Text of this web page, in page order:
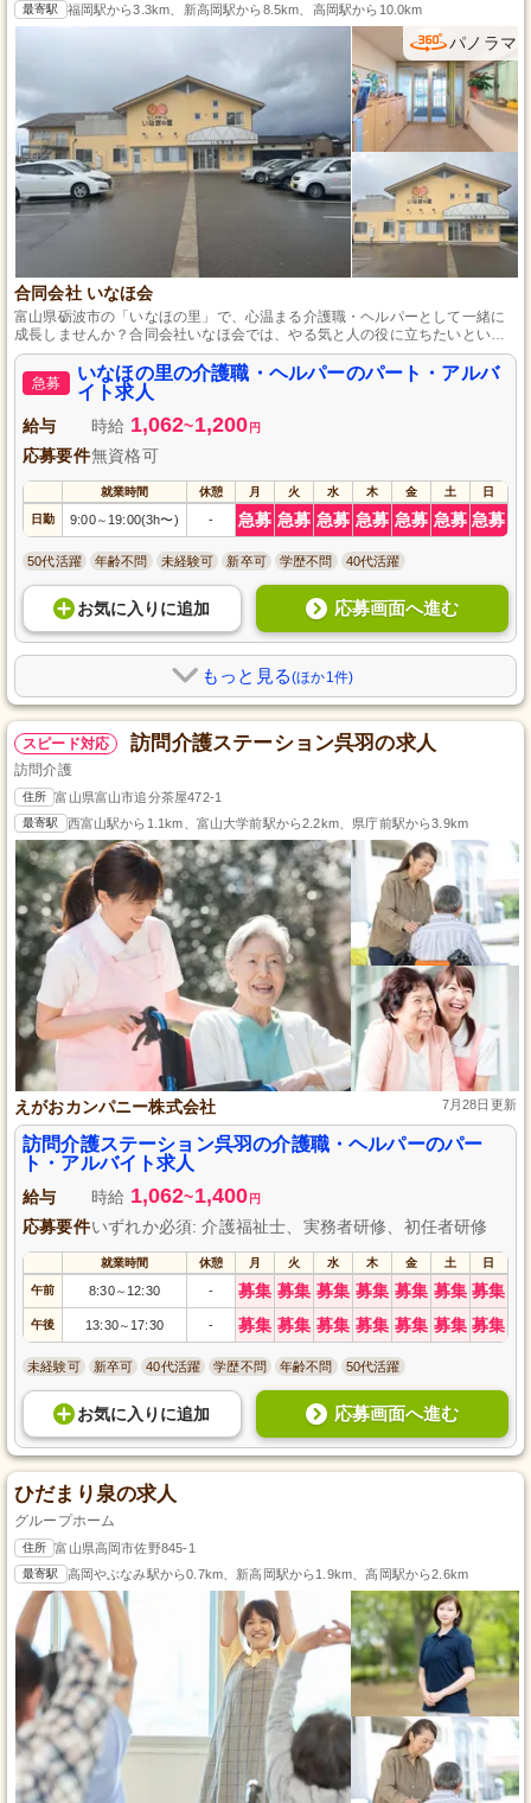
最寄駅 福岡駅から3.3km、新高岡駅から8.5km、高岡駅から10.0km
パノラマ
合同会社 いなほ会
富山県砺波市の「いなほの里」で、心温まる介護職・ヘルパーとして一緒に
成長しませんか？合同会社いなほ会では、やる気と人の役に立ちたいという
熱意を持つ方を歓迎します。未経験でも安心の研修制度が整っており、人々
の暮らしを支えるやりがいを感じながら働けます。あなたの手で多くの笑顔
を生み出し、感謝の言葉を感じられる職場で、新しいキャリアを築きません
急募
いなほの里の介護職・ヘルパーのパート・アルバ
イト求人
給与 時給 1,062~1,200 円
応募要件無資格可
就業時間 休憩 月 火 水 木 金 土 日
日勤 9:00～ 19:00(3h〜) - 急募 急募 急募 急募 急募 急募 急募
50代活躍 年齢不問 未経験可 新卒可 学歴不問 40代活躍
お気に入り に追加 応募画面へ進む
もっと見る(ほか1件)
スピード対応 訪問介護ステーション呉羽の求人
訪問介護
住所 富山県富山市追分茶屋472-1
最寄駅 西富山駅から1.1km、富山大学前駅から2.2km、県庁前駅から3.9km
えがおカンパニー株式会社 7月28日更新
訪問介護ステーション呉羽の介護職・ヘルパーのパー
ト・アルバイト求人
給与 時給 1,062~1,400 円
応募要件いずれか必須: 介護福祉士、実務者研修、初任者研修
就業時間 休憩 月 火 水 木 金 土 日
午前 8:30～ 12:30 - 募集 募集 募集 募集 募集 募集 募集
午後 13:30～ 17:30 - 募集 募集 募集 募集 募集 募集 募集
未経験可 新卒可 40代活躍 学歴不問 年齢不問 50代活躍
お気に入り に追加 応募画面へ進む
ひだまり泉の求人
グループホーム
住所 富山県高岡市佐野845-1
最寄駅 高岡やぶなみ駅から0.7km、新高岡駅から1.9km、高岡駅から2.6km